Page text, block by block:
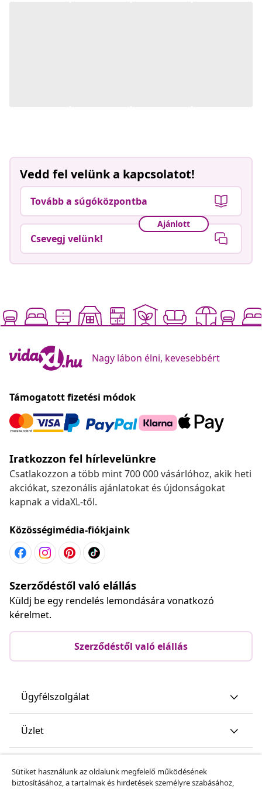
Vedd fel velünk a kapcsolatot!
Tovább a súgóközpontba
Ajánlott
Csevegj velünk!
Nagy lábon élni, kevesebbért
Támogatott fizetési módok
Iratkozzon fel hírlevelünkre
Csatlakozzon a több mint 700 000 vásárlóhoz, akik heti
akciókat, szezonális ajánlatokat és újdonságokat
kapnak a vidaXL-től.
Közösségimédia-fiókjaink
Szerződéstől való elállás
Küldj be egy rendelés lemondására vonatkozó
kérelmet.
Szerződéstől való elállás
Ügyfélszolgálat
Üzlet
Sütiket használunk az oldalunk megfelelő működésének
biztosításához, a tartalmak és hirdetések személyre szabásához,